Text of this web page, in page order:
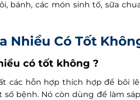
bánh, các món sinh tố, sữa
Nhiều Có Tốt
có tốt không ?
các hỗn hợp thích hợp để bôi
bệnh. Nó còn dùng để làm